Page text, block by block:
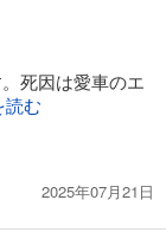
死因は愛車のエ
読む
は１５年前の殺
た。“犯罪者”を
2025年07月21日